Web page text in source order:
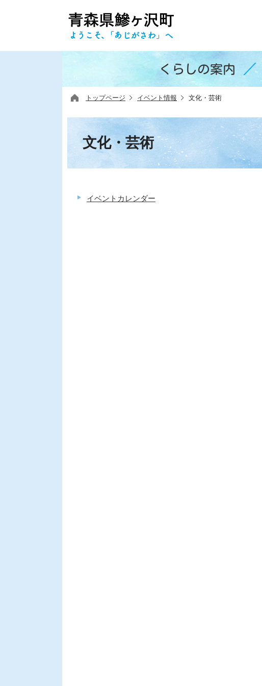
くらしの案内
トップページ イベント情報 文化・芸術
文化・芸術
イベントカレンダー